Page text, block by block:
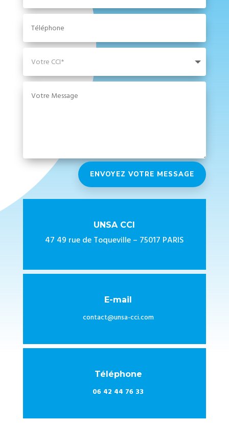
ENVOYEZ VOTRE MESSAGE
UNSA CCI
47 49 rue de Toqueville – 75017 PARIS
E-mail
contact@unsa-cci.com
Téléphone
06 42 44 76 33